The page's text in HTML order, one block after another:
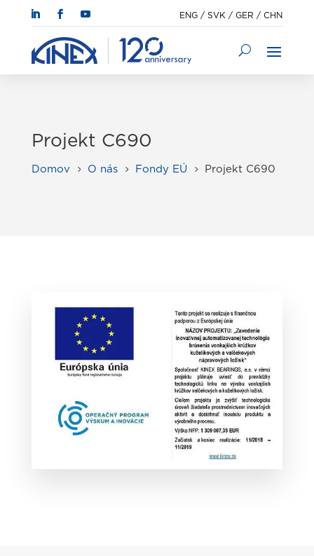
ENG /SVK /GER /CHN
Projekt C690
Domov 5 O nás 5 Fondy EÚ 5 Projekt C690